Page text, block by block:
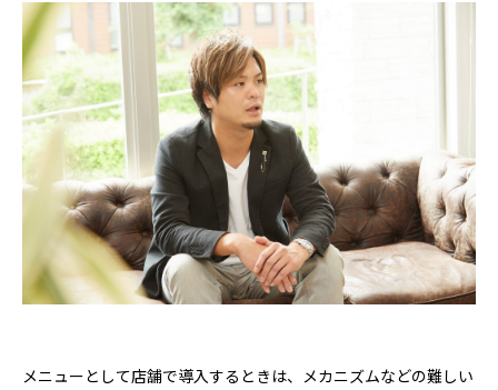
メニューとして店舗で導入するときは、メカニズムなどの難しい